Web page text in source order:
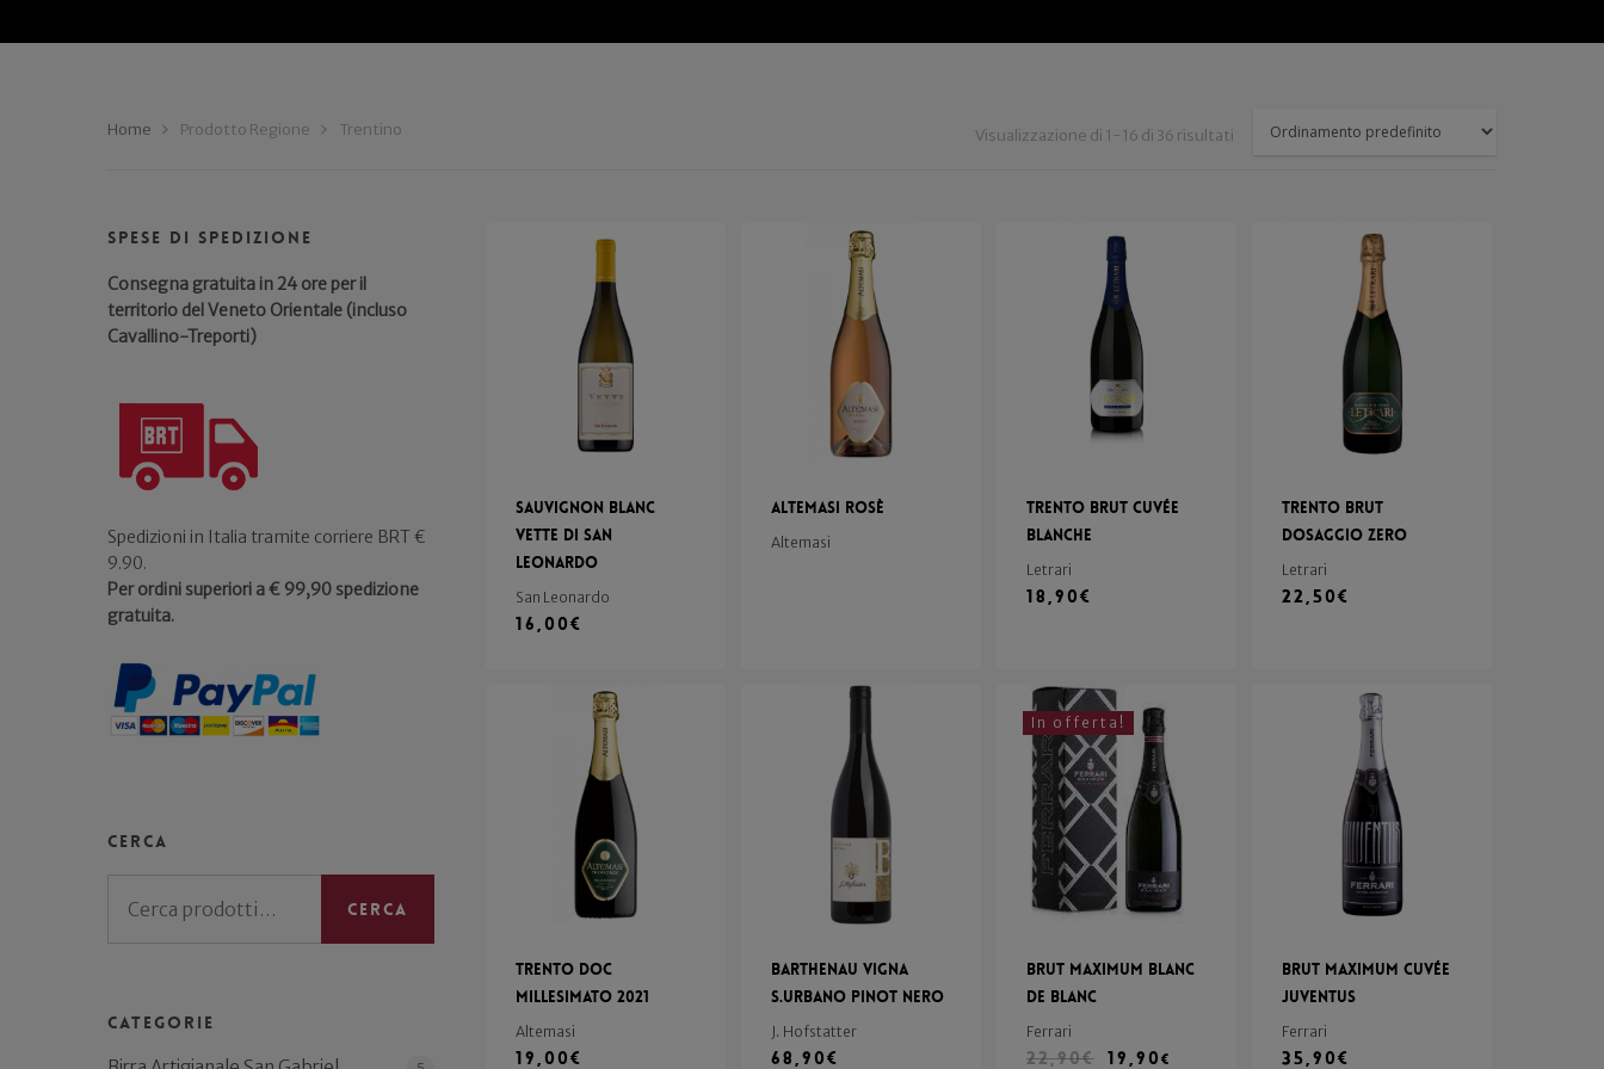
Visualizzazione di 1-16 di 36 risultati
Home Prodotto Regione Trentino
Spese di spedizione
Consegna gratuita in 24 ore per il
territorio del Veneto Orientale (incluso
Cavallino-Treporti)
Spedizioni in Italia tramite corriere BRT €
9.90.
Per ordini superiori a € 99,90 spedizione
gratuita.
Cerca
Cerca
Categorie
Sauvignon Blanc
Vette di San
Leonardo
San Leonardo
16,00€
Altemasi Rosè
Altemasi
Trento Brut Cuvée
Blanche
Letrari
18,90€
Trento Brut
Dosaggio Zero
Letrari
22,50€
Trento Doc
Millesimato 2021
Altemasi
19,00€
Barthenau Vigna
S.Urbano Pinot Nero
J. Hofstatter
68,90€
In offerta!
Brut Maximum Blanc
de Blanc
Ferrari
22,90€ 19,90€
Brut Maximum Cuvée
Juventus
Ferrari
35,90€